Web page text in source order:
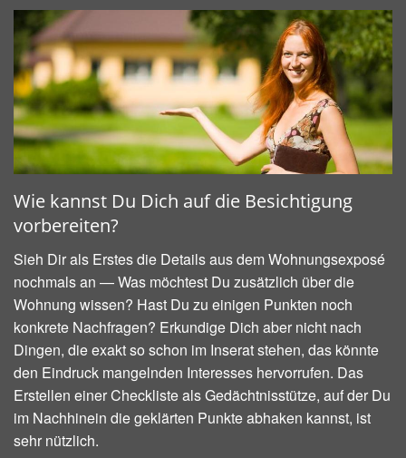
Wie kannst Du Dich auf die Besichtigung
vorbereiten?
Sieh Dir als Erstes die Details aus dem Wohnungsexposé
nochmals an — Was möchtest Du zusätzlich über die
Wohnung wissen? Hast Du zu einigen Punkten noch
konkrete Nachfragen? Erkundige Dich aber nicht nach
Dingen, die exakt so schon im Inserat stehen, das könnte
den Eindruck mangelnden Interesses hervorrufen. Das
Erstellen einer Checkliste als Gedächtnisstütze, auf der Du
im Nachhinein die geklärten Punkte abhaken kannst, ist
sehr nützlich.